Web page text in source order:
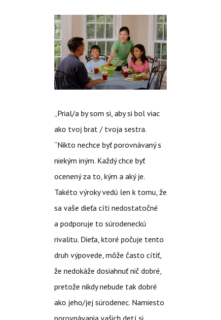
„Prial/a by som si, aby si bol viac
ako tvoj brat / tvoja sestra.
“Nikto nechce byť porovnávaný s
niekým iným. Každý chce byť
ocenený za to, kým a aký je.
Takéto výroky vedú len k tomu, že
sa vaše dieťa cíti nedostatočné
a podporuje to súrodeneckú
rivalitu. Dieťa, ktoré počuje tento
druh výpovede, môže často cítiť,
že nedokáže dosiahnuť nič dobré,
pretože nikdy nebude tak dobré
ako jeho/jej súrodenec. Namiesto